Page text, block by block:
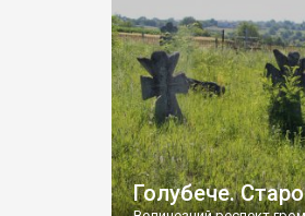
Голубече.